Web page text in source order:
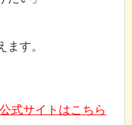
す。
式サイトはこちら